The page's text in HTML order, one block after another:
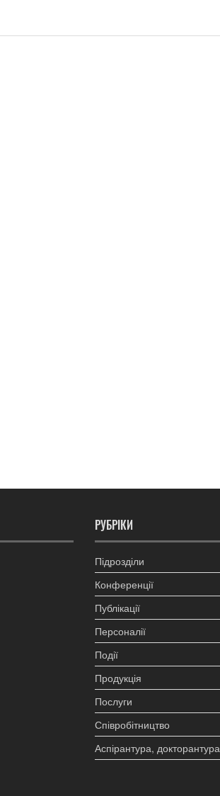
РУБРІКИ
Підрозділи
Конференції
Публікації
Персоналії
Події
Продукція
Послуги
Співробітництво
Аспірантура, докторантура